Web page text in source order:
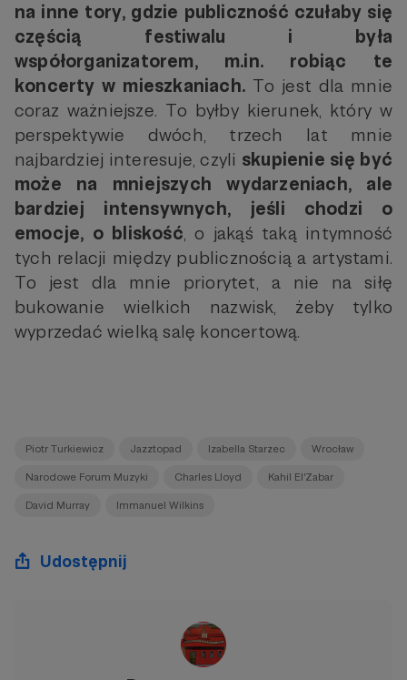
na inne tory, gdzie publiczność czułaby się
częścią festiwalu i była
współorganizatorem, m.in. robiąc te
koncerty w mieszkaniach. To jest dla mnie
coraz ważniejsze. To byłby kierunek, który w
perspektywie dwóch, trzech lat mnie
najbardziej interesuje, czyli skupienie się być
może na mniejszych wydarzeniach, ale
bardziej intensywnych, jeśli chodzi o
emocje, o bliskość, o jakąś taką intymność
tych relacji między publicznością a artystami.
To jest dla mnie priorytet, a nie na siłę
bukowanie wielkich nazwisk, żeby tylko
wyprzedać wielką salę koncertową.
Piotr Turkiewicz Jazztopad Izabella Starzec Wrocław
Narodowe Forum Muzyki Charles Lloyd Kahil El'Zabar
David Murray Immanuel Wilkins
Udostępnij